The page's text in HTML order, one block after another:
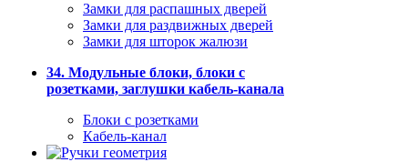
Замки для распашных дверей
Замки для раздвижных дверей
Замки для шторок жалюзи
34. Модульные блоки, блоки с
розетками, заглушки кабель-канала
Блоки с розетками
Кабель-канал